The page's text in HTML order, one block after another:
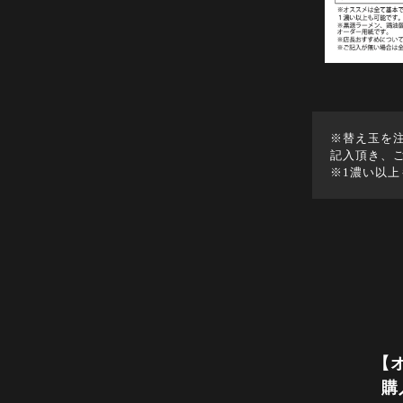
※替え玉を
記入頂き、
※1濃い以上
【
購